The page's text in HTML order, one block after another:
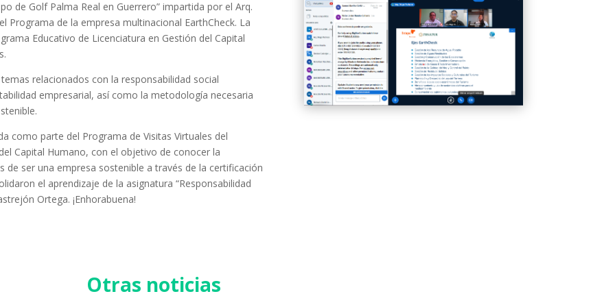
de Golf Palma Real en Guerrero” impartida por el Arq.
Programa de la empresa multinacional EarthCheck. La
Educativo de Licenciatura en Gestión del Capital
relacionados con la responsabilidad social
empresarial, así como la metodología necesaria
como parte del Programa de Visitas Virtuales del
Capital Humano, con el objetivo de conocer la
ser una empresa sostenible a través de la certificación
el aprendizaje de la asignatura “Responsabilidad
Ortega. ¡Enhorabuena!
Otras noticias